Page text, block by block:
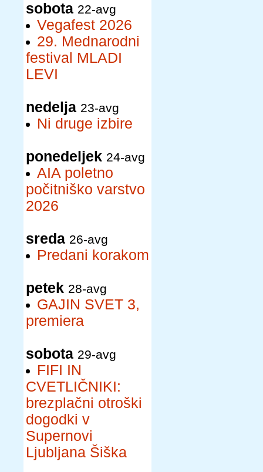
sobota 22-avg
Vegafest 2026
29. Mednarodni
festival MLADI
LEVI
nedelja 23-avg
Ni druge izbire
ponedeljek 24-avg
AIA poletno
počitniško varstvo
2026
sreda 26-avg
Predani korakom
petek 28-avg
GAJIN SVET 3,
premiera
sobota 29-avg
FIFI IN
CVETLIČNIKI:
brezplačni otroški
dogodki v
Supernovi
Ljubljana Šiška